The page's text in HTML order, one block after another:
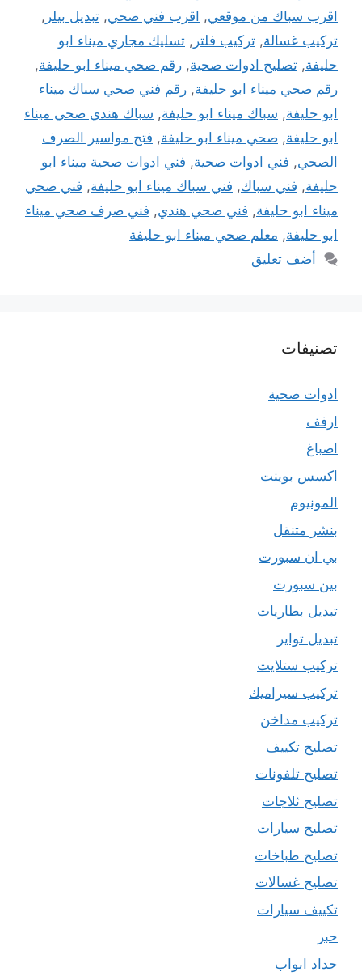
اقرب سباك من موقعي, اقرب فني صحي, تبديل بيلر ,
تركيب غسالة, تركيب فلتر , تسليك مجاري ميناء ابو
حليفة, تصليح ادوات صحية, رقم صحي ميناء ابو حليفة,
رقم صحي ميناء ابو حليفة, رقم فني صحي سباك ميناء
ابو حليفة, سباك ميناء ابو حليفة, سباك هندي صحي ميناء
ابو حليفة, صحي ميناء ابو حليفة, فتح مواسير الصرف
الصحي, فني ادوات صحية, فني ادوات صحية ميناء ابو
حليفة, فني سباك, فني سباك ميناء ابو حليفة, فني صحي
ميناء ابو حليفة, فني صحي هندي, فني صرف صحي ميناء
ابو حليفة, معلم صحي ميناء ابو حليفة
أضف تعليق
تصنيفات
ادوات صحية
ارفف
اصباغ
اكسس بوينت
المونيوم
بنشر متنقل
بي ان سبورت
بين سبورت
تبديل بطاريات
تبديل تواير
تركيب ستلايت
تركيب سيراميك
تركيب مداخن
تصليح تكييف
تصليح تلفونات
تصليح ثلاجات
تصليح سيارات
تصليح طباخات
تصليح غسالات
تكييف سيارات
حبر
حداد ابواب